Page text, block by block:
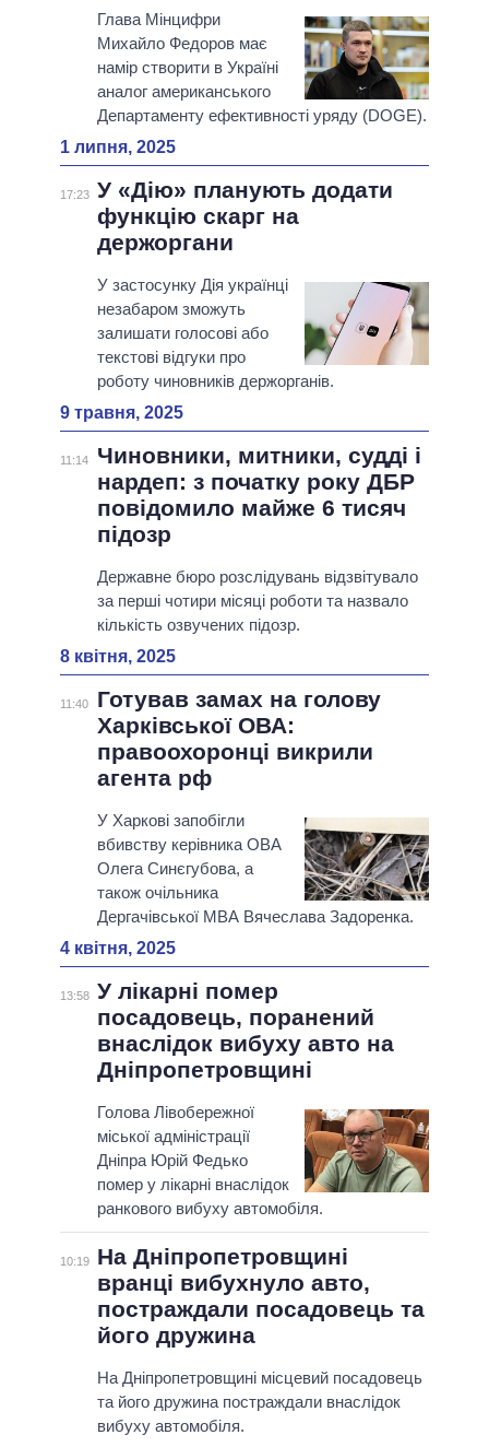
Глава Мінцифри
Михайло Федоров має
намір створити в Україні
аналог американського
Департаменту ефективності уряду (DOGE).
1 липня, 2025
17:23 У «Дію» планують додати
функцію скарг на
держоргани
У застосунку Дія українці
незабаром зможуть
залишати голосові або
текстові відгуки про
роботу чиновників держорганів.
9 травня, 2025
11:14
Чиновники, митники, судді і
нардеп: з початку року ДБР
повідомило майже 6 тисяч
підозр
Державне бюро розслідувань відзвітувало
за перші чотири місяці роботи та назвало
кількість озвучених підозр.
8 квітня, 2025
11:40
Готував замах на голову
Харківської ОВА:
правоохоронці викрили
агента рф
У Харкові запобігли
вбивству керівника ОВА
Олега Синєгубова, а
також очільника
Дергачівської МВА Вячеслава Задоренка.
4 квітня, 2025
13:58 У лікарні помер
посадовець, поранений
внаслідок вибуху авто на
Дніпропетровщині
Голова Лівобережної
міської адміністрації
Дніпра Юрій Федько
помер у лікарні внаслідок
ранкового вибуху автомобіля.
10:19
На Дніпропетровщині
вранці вибухнуло авто,
постраждали посадовець та
його дружина
На Дніпропетровщині місцевий посадовець
та його дружина постраждали внаслідок
вибуху автомобіля.